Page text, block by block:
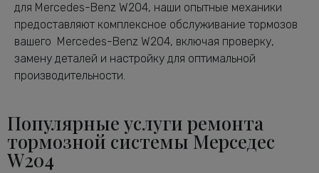
для Mercedes-Benz W204, наши опытные механики
предоставляют комплексное обслуживание тормозов
вашего Mercedes-Benz W204, включая проверку,
замену деталей и настройку для оптимальной
производительности.
Популярные услуги ремонта
тормозной системы Мерседес
W204